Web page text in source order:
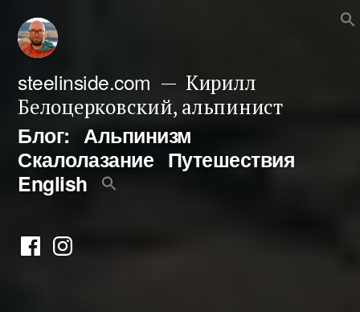
Перейти
содержимому
steelinside.com
Кирилл
Белоцерковский, альпинист
Блог: Альпинизм
Скалолазание Путешествия
English
ФейсбукИнстаграм